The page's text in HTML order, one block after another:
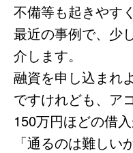
不備等も起きやす
最近の事例で、少
介します。
融資を申し込まれ
ですけれども、ア
150万円ほどの借入
「通るのは難し